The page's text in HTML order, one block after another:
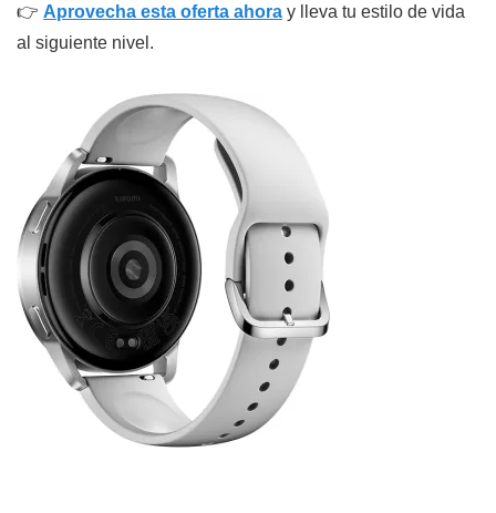
👉 Aprovecha esta oferta ahora y lleva tu estilo de vida
al siguiente nivel.